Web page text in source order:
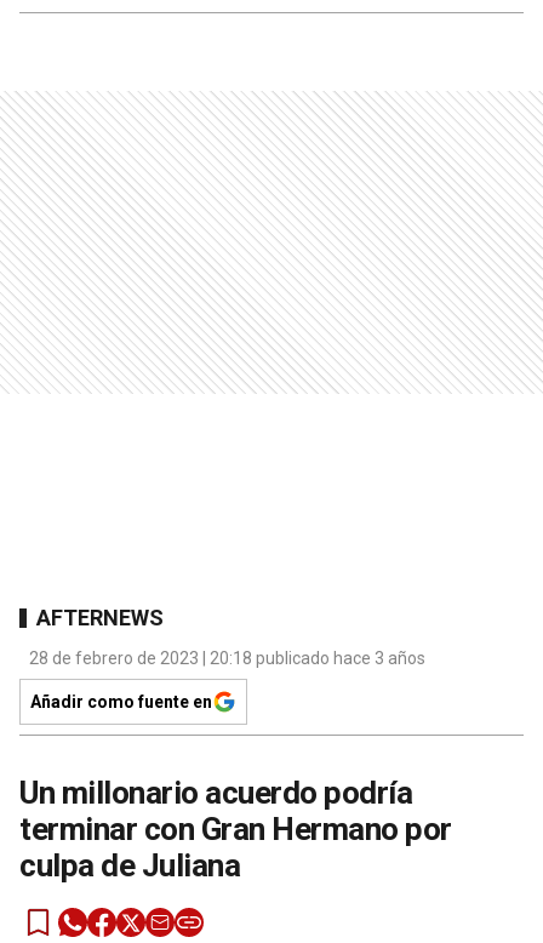
AFTERNEWS
28 de febrero de 2023 | 20:18 publicado hace 3 años
Añadir como fuente en
Un millonario acuerdo podría
terminar con Gran Hermano por
culpa de Juliana